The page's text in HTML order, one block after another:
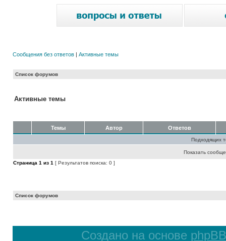
Сообщения без ответов | Активные темы
Список форумов
Активные темы
Темы Автор Ответов
Подходящих
Показать
Страница 1 из 1 [ Результатов поиска: 0 ]
Список форумов
Создано на основе phpBB